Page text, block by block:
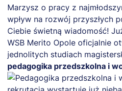
Marzysz o pracy z
wpływ na rozwój przyszłych
Ciebie świetną wiadomość!
WSB Merito Opole oficjalnie
jednolitych studiach
pedagogika przedszkolna i